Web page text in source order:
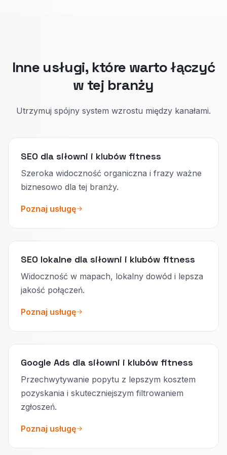
Inne usługi, które warto łączyć
w tej branży
Utrzymuj spójny system wzrostu między kanałami.
SEO dla siłowni i klubów fitness
Szeroka widoczność organiczna i frazy ważne
biznesowo dla tej branży.
Poznaj usługę
SEO lokalne dla siłowni i klubów fitness
Widoczność w mapach, lokalny dowód i lepsza
jakość połączeń.
Poznaj usługę
Google Ads dla siłowni i klubów fitness
Przechwytywanie popytu z lepszym kosztem
pozyskania i skuteczniejszym filtrowaniem
zgłoszeń.
Poznaj usługę